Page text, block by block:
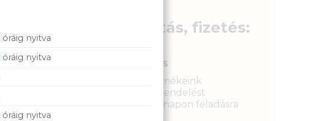
Szállítás, fizetés:
Gyors kiszállítás
Raktáron lévő termékeink
legkésőbb a megrendelést
követkető munkanapon feladásra
óráig nyitva
óráig nyitva
óráig nyitva